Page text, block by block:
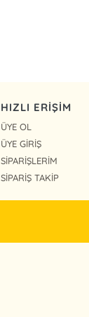
HIZLI ERİŞİM
ÜYE OL
ÜYE GİRİŞ
SİPARİŞLERİM
SİPARİŞ TAKİP